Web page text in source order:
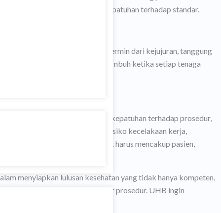
dokumentasi, dan kepatuhan terhadap standar.
bahwa integritas tercermin dari kejujuran, tanggung
keselamatan hanya dapat tumbuh ketika setiap tenaga
lain.
Ia memaparkan pentingnya kepatuhan terhadap prosedur,
perlindungan mahasiswa dari risiko kecelakaan kerja,
dalam pendidikan klinik harus mencakup pasien,
menyiapkan lulusan kesehatan yang tidak hanya kompeten,
menjadi budaya, bukan sekadar prosedur. UHB ingin